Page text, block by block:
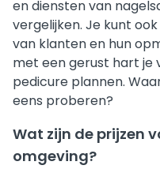
en diensten van
vergelijken. Je kunt
van klanten en hun
met een gerust hart je
pedicure plannen.
eens proberen?
Wat zijn de prijzen
omgeving?